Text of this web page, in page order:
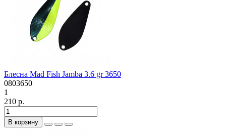
Блесна Mad Fish Jamba 3.6 gr 3650
0803650
1
210 р.
В корзину